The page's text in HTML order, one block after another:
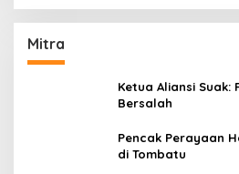
Mitra
Ketua Aliansi Suak:
Bersalah
Pencak Perayaan
di Tombatu